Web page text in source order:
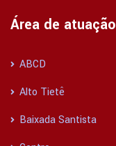
Área de atuação
ABCD
Alto Tietê
Baixada Santista